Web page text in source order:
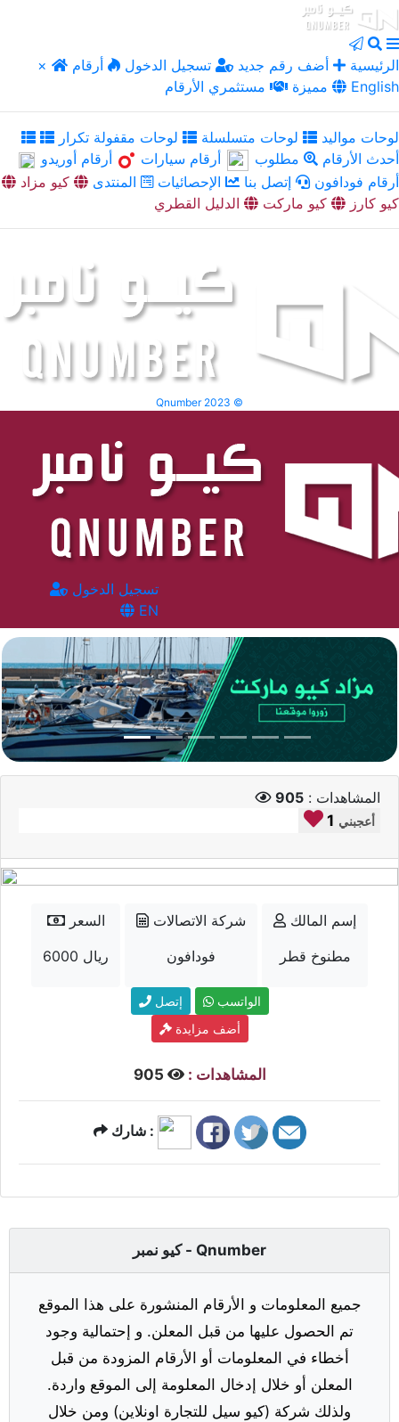
× الرئيسية أضف رقم جديد تسجيل الدخول
أرقام
مميزة
مستثمري الأرقام English
لوحات مواليد لوحات متسلسلة
لوحات مقفولة تكرار
أحدث الأرقام
مطلوب أرقام سيارات
أرقام أوريدو
أرقام فودافون
إتصل بنا الإحصائيات المنتدى
كيو مزاد
كيو كارز
كيو ماركت الدليل القطري
Qnumber 2023 ©
تسجيل الدخول
EN
المشاهدات : 905
1 أعجبني
السعر
6000 ريال
شركة الاتصالات
فودافون
إسم المالك
مطنوخ قطر
إتصل
الواتسب
أضف مزايدة
المشاهدات :
شارك :
كيو نمبر - Qnumber
جميع المعلومات و الأرقام المنشورة على هذا الموقع
تم الحصول عليها من قبل المعلن. و إحتمالية وجود
أخطاء في المعلومات أو الأرقام المزودة من قبل
المعلن أو خلال إدخال المعلومة إلى الموقع واردة.
ولذلك شركة (كيو سيل للتجارة اونلاين) ومن خلال